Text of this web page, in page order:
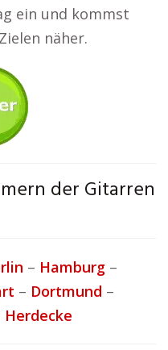
ein und kommst
näher.
der Gitarren
– Hamburg –
– Dortmund –
Herdecke